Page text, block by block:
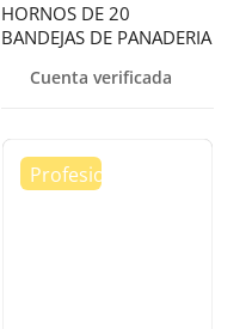
HORNOS DE 20
BANDEJAS DE PANADERIA
Cuenta verificada